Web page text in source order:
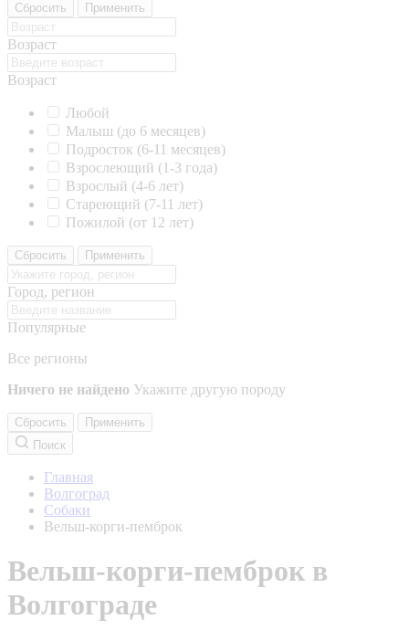
Сбросить Применить
Возраст
Возраст
Любой
Малыш (до 6 месяцев)
Подросток (6-11 месяцев)
Взрослеющий (1-3 года)
Взрослый (4-6 лет)
Стареющий (7-11 лет)
Пожилой (от 12 лет)
Сбросить Применить
Город, регион
Популярные
Все регионы
Ничего не найдено Укажите другую породу
Сбросить
Применить
Поиск
Главная
Волгоград
Собаки
Вельш-корги-пемброк
Вельш-корги-пемброк в
Волгограде